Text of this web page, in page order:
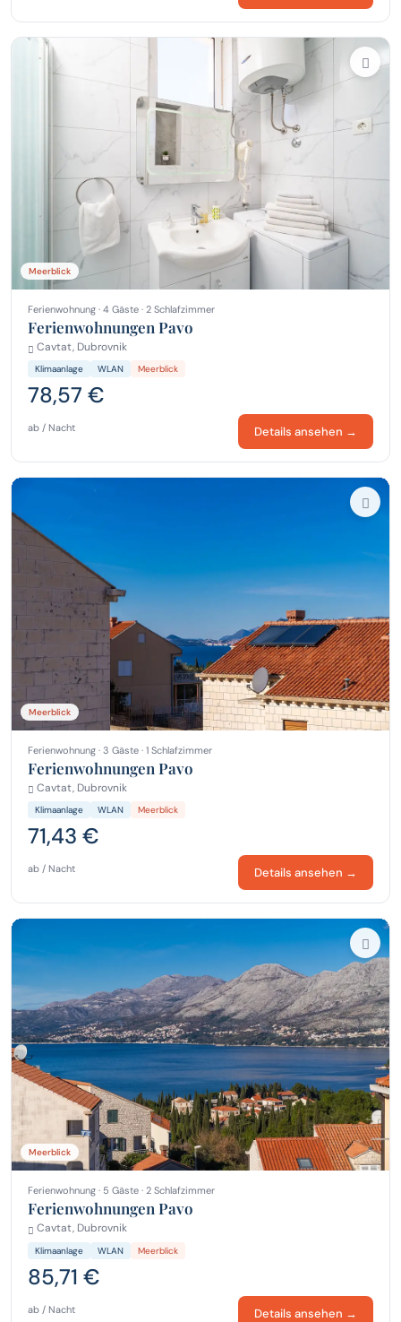
Meerblick
Ferienwohnung · 4 Gäste · 2 Schlafzimmer
Ferienwohnungen Pavo
Cavtat, Dubrovnik
Klimaanlage WLAN Meerblick
78,57 €
ab / Nacht Details ansehen →
Meerblick
Ferienwohnung · 3 Gäste · 1 Schlafzimmer
Ferienwohnungen Pavo
Cavtat, Dubrovnik
Klimaanlage WLAN Meerblick
71,43 €
ab / Nacht Details ansehen →
Meerblick
Ferienwohnung · 5 Gäste · 2 Schlafzimmer
Ferienwohnungen Pavo
Cavtat, Dubrovnik
Klimaanlage WLAN Meerblick
85,71 €
ab / Nacht Details ansehen →